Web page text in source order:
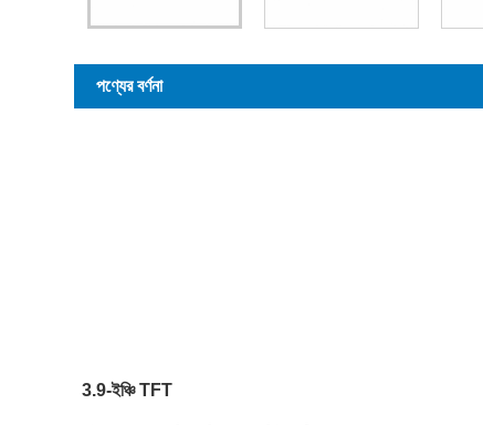
পণ্যের বর্ণনা
3.9-ইঞ্চি TFT